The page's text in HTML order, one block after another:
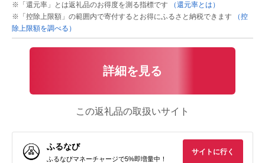
※「還元率」とは返礼品のお得度を測る指標です
（還元率とは）
※「控除上限額」の範囲内で寄付するとお得にふるさと納税できます
（控
除上限額を調べる）
詳細を見る
この返礼品の取扱いサイト
ふるなび
ふるなびマネーチャージで5%即増量中！
サイトに行く